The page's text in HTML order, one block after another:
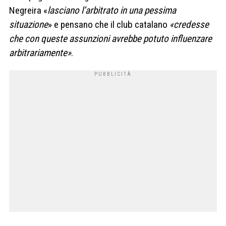
Negreira «lasciano l’arbitrato in una pessima
situazione» e pensano che il club catalano «credesse
che con queste assunzioni avrebbe potuto influenzare
arbitrariamente».